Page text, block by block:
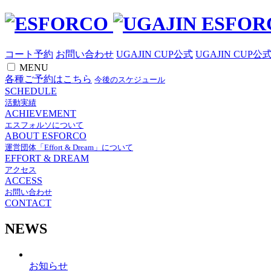
コート予約 お問い合わせ UGAJIN CUP公式 UGAJIN CUP公
MENU
各種ご予約はこちら 今後のスケジュール
SCHEDULE
活動実績
ACHIEVEMENT
エスフォルソについて
ABOUT ESFORCO
運営団体「Effort & Dream」について
EFFORT & DREAM
アクセス
ACCESS
お問い合わせ
CONTACT
NEWS
お知らせ